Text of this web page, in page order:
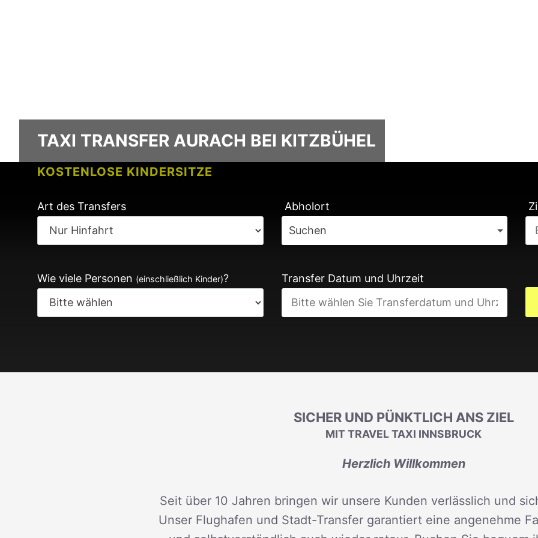
KOSTENLOSE KINDERSITZE
KEINE GEBÜHREN BEI FLUGVERSPÄTUNG
TAXI TRANSFER AURACH BEI KITZBÜHEL
Art des Transfers
Abholort
Suchen
Wie viele Personen (einschließlich Kinder)? Transfer Datum und Uhrzeit
SICHER UND PÜNKTLICH ANS ZIEL
MIT TRAVEL TAXI INNSBRUCK
Herzlich Willkommen
Seit über 10 Jahren bringen wir unsere Kunden verlässlich und
Unser Flughafen und Stadt-Transfer garantiert eine angenehme